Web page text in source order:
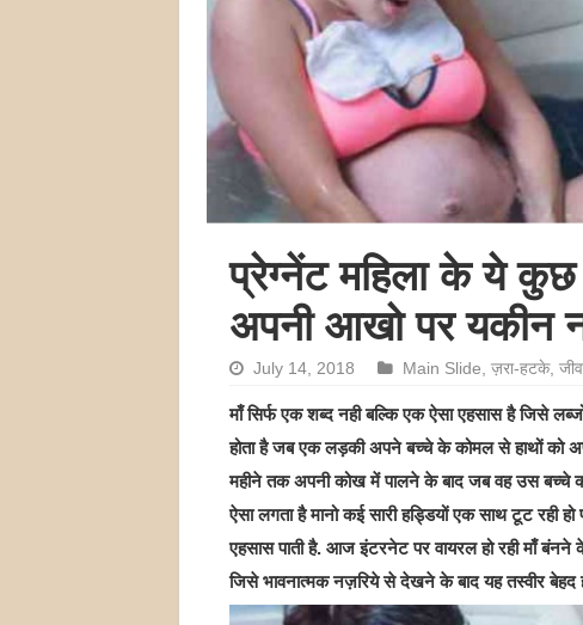
प्रेग्नेंट महिला के ये
अपनी आखो पर यकीन
July 14, 2018 Main Slide, ज़रा-हटके,
माँ सिर्फ एक शब्द नही बल्कि एक ऐसा एहसास है जिसे
होता है जब एक लड़की अपने बच्चे के कोमल से हाथों को
महीने तक अपनी कोख में पालने के बाद जब वह उस बच्चे
ऐसा लगता है मानो कई सारी हड्डियों एक साथ टूट रही
एहसास पाती है. आज इंटरनेट पर वायरल हो रही माँ
जिसे भावनात्मक नज़रिये से देखने के बाद यह तस्वीर